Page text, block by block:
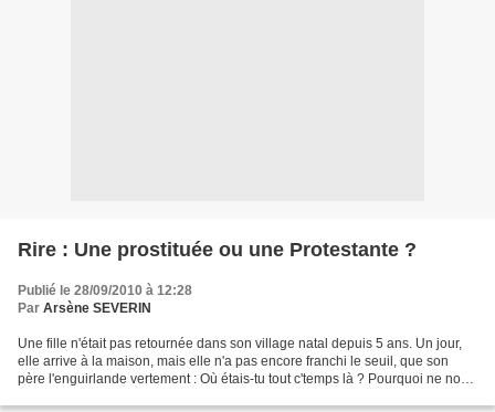
Rire : Une prostituée ou une Protestante ?
Publié le 28/09/2010 à 12:28
Par Arsène SEVERIN
Une fille n'était pas retournée dans son village natal depuis 5 ans. Un jour,
elle arrive à la maison, mais elle n'a pas encore franchi le seuil, que son
père l'enguirlande vertement : Où étais-tu tout c'temps là ? Pourquoi ne nous